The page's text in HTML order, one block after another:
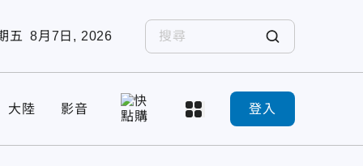
五 8月7日, 2026
大陸 影音 登入